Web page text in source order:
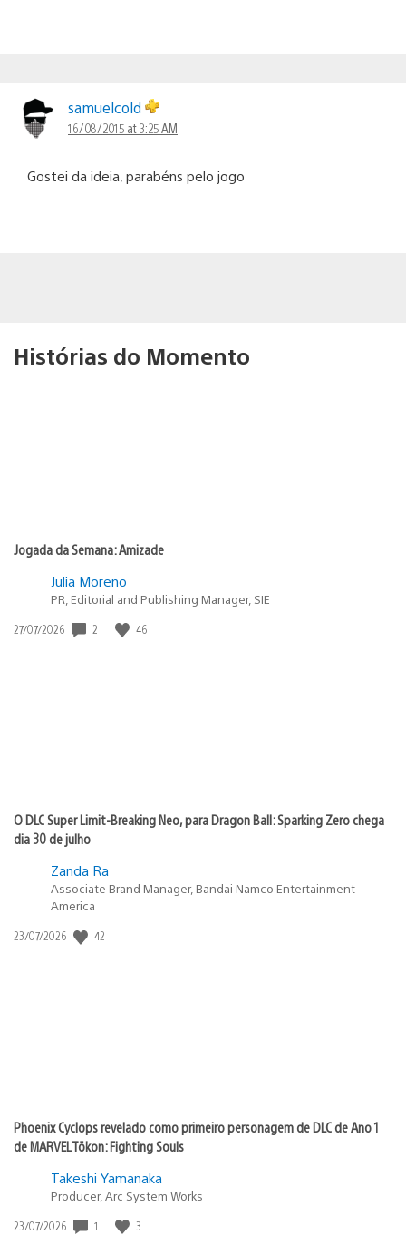
samuelcold
16/08/2015 at 3:25 AM
Gostei da ideia, parabéns pelo jogo
Histórias do Momento
Jogada da Semana: Amizade
Julia Moreno
PR, Editorial and Publishing Manager, SIE
Data
27/07/2026 2 46
O DLC Super Limit-Breaking Neo, para Dragon Ball: Sparking Zero chega
dia 30 de julho
Zanda Ra
Associate Brand Manager, Bandai Namco Entertainment
America
Data
23/07/2026 42
Phoenix Cyclops revelado como primeiro personagem de DLC de Ano 1
de MARVEL Tōkon: Fighting Souls
Takeshi Yamanaka
Producer, Arc System Works
Data
23/07/2026 1 3